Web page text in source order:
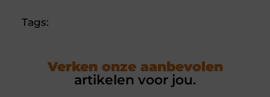
Tags:
Verken onze aanbevolen
artikelen voor jou.